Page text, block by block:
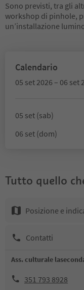
Sono previsti, tra gli
workshop di pinhole,
un’installazione
Calendario
05 set 2026 – 06 set
05 set (sab)
06 set (dom)
Tutto quello
Posizione e
Contatti
Ass. culturale
351 793 8928